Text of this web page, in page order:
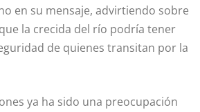
en su mensaje, advirtiendo sobre
la crecida del río podría tener
de quienes transitan por la
ya ha sido una preocupación